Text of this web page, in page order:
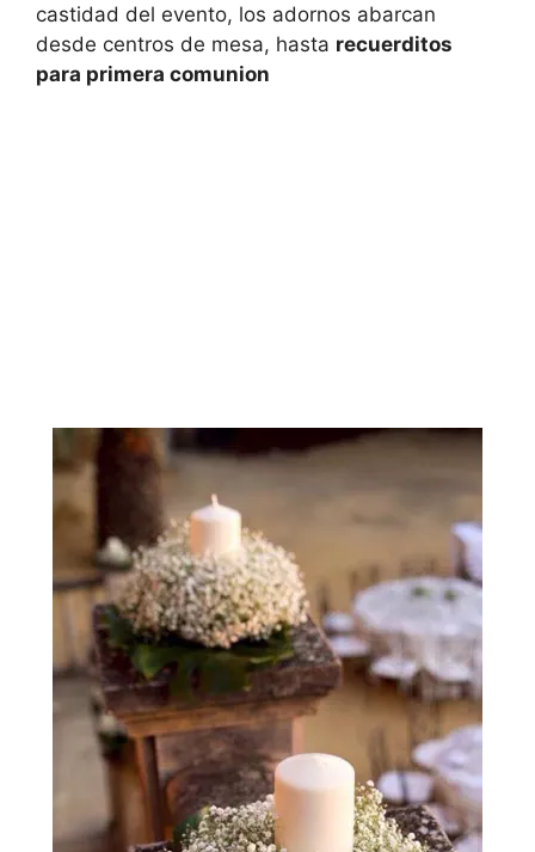
castidad del evento, los adornos abarcan
desde centros de mesa, hasta recuerditos
para primera comunion